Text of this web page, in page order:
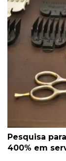
Pesquisa
400% em